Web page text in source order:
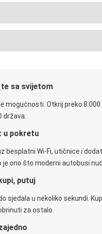
te sa svijetom
mogućnosti. Otkrij preko
država.
u pokretu
besplatni Wi-Fi, utičnice i
je ono što moderni autobusi
putuj
sjedala u nekoliko sekundi.
za ostalo.